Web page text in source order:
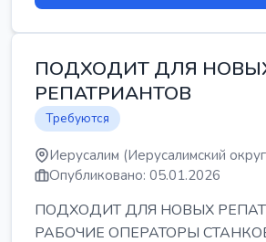
ПОДХОДИТ ДЛЯ
РЕПАТРИАНТОВ
Требуются
Иерусалим (Иерусалимский
Опубликовано: 05.01.2026
ПОДХОДИТ ДЛЯ НОВЫХ
РАБОЧИЕ ОПЕРАТОРЫ